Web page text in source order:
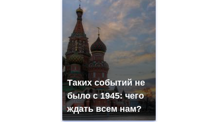
Таких событий не
было с 1945: чего
ждать всем нам?